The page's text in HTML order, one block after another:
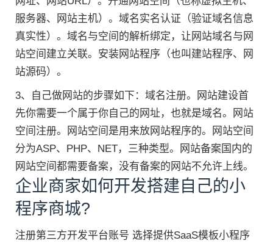
服务器、网站主机）。域名实名认证（验证域名信息
真实性）。域名与空间的解析绑定，让网站域名与网
站空间建立关联。安装网站程序（也叫建站程序、网
站源码）。
3、自己做网站的步骤如下：域名注册。网站建设首
先你需要一个属于你自己的网址，也就是域名。网站
空间注册。网站空间是用来放网站程序的。网站空间
分为ASP、PHP、NET，三种类型。网站备案国内的
网站空间都需要备案，没有备案的网站不允许上线。
企业商家如何开发搭建自己的小
程序商城?
注册第三方开发平台账号 选择提供SaaS模板小程序